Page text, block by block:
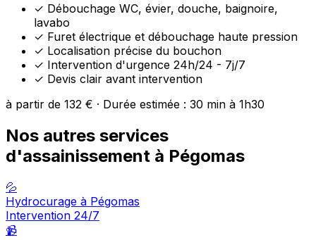
✓ Débouchage WC, évier, douche, baignoire,
lavabo
✓ Furet électrique et débouchage haute pression
✓ Localisation précise du bouchon
✓ Intervention d'urgence 24h/24 - 7j/7
✓ Devis clair avant intervention
à partir de 132 € · Durée estimée : 30 min à 1h30
Nos autres services
d'assainissement à Pégomas
💦
Hydrocurage à Pégomas
Intervention 24/7
📹